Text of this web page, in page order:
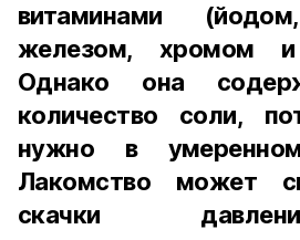
витаминами
железом, хромом
Однако она
количество соли,
нужно в
Лакомство может
скачки